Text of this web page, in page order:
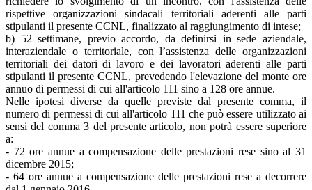
rispettive organizzazioni sindacali territoriali aderenti alle parti
stipulanti il presente CCNL, finalizzato al raggiungimento di intese;
b) 52 settimane, previo accordo, da definirsi in sede aziendale,
interaziendale o territoriale, con l’assistenza delle organizzazioni
territoriali dei datori di lavoro e dei lavoratori aderenti alle parti
stipulanti il presente CCNL, prevedendo l'elevazione del monte ore
annuo di permessi di cui all'articolo 111 sino a 128 ore annue.
Nelle ipotesi diverse da quelle previste dal presente comma, il
numero di permessi di cui all'articolo 111 che può essere utilizzato ai
sensi del comma 3 del presente articolo, non potrà essere superiore
a:
- 72 ore annue a compensazione delle prestazioni rese sino al 31
dicembre 2015;
- 64 ore annue a compensazione delle prestazioni rese a decorrere